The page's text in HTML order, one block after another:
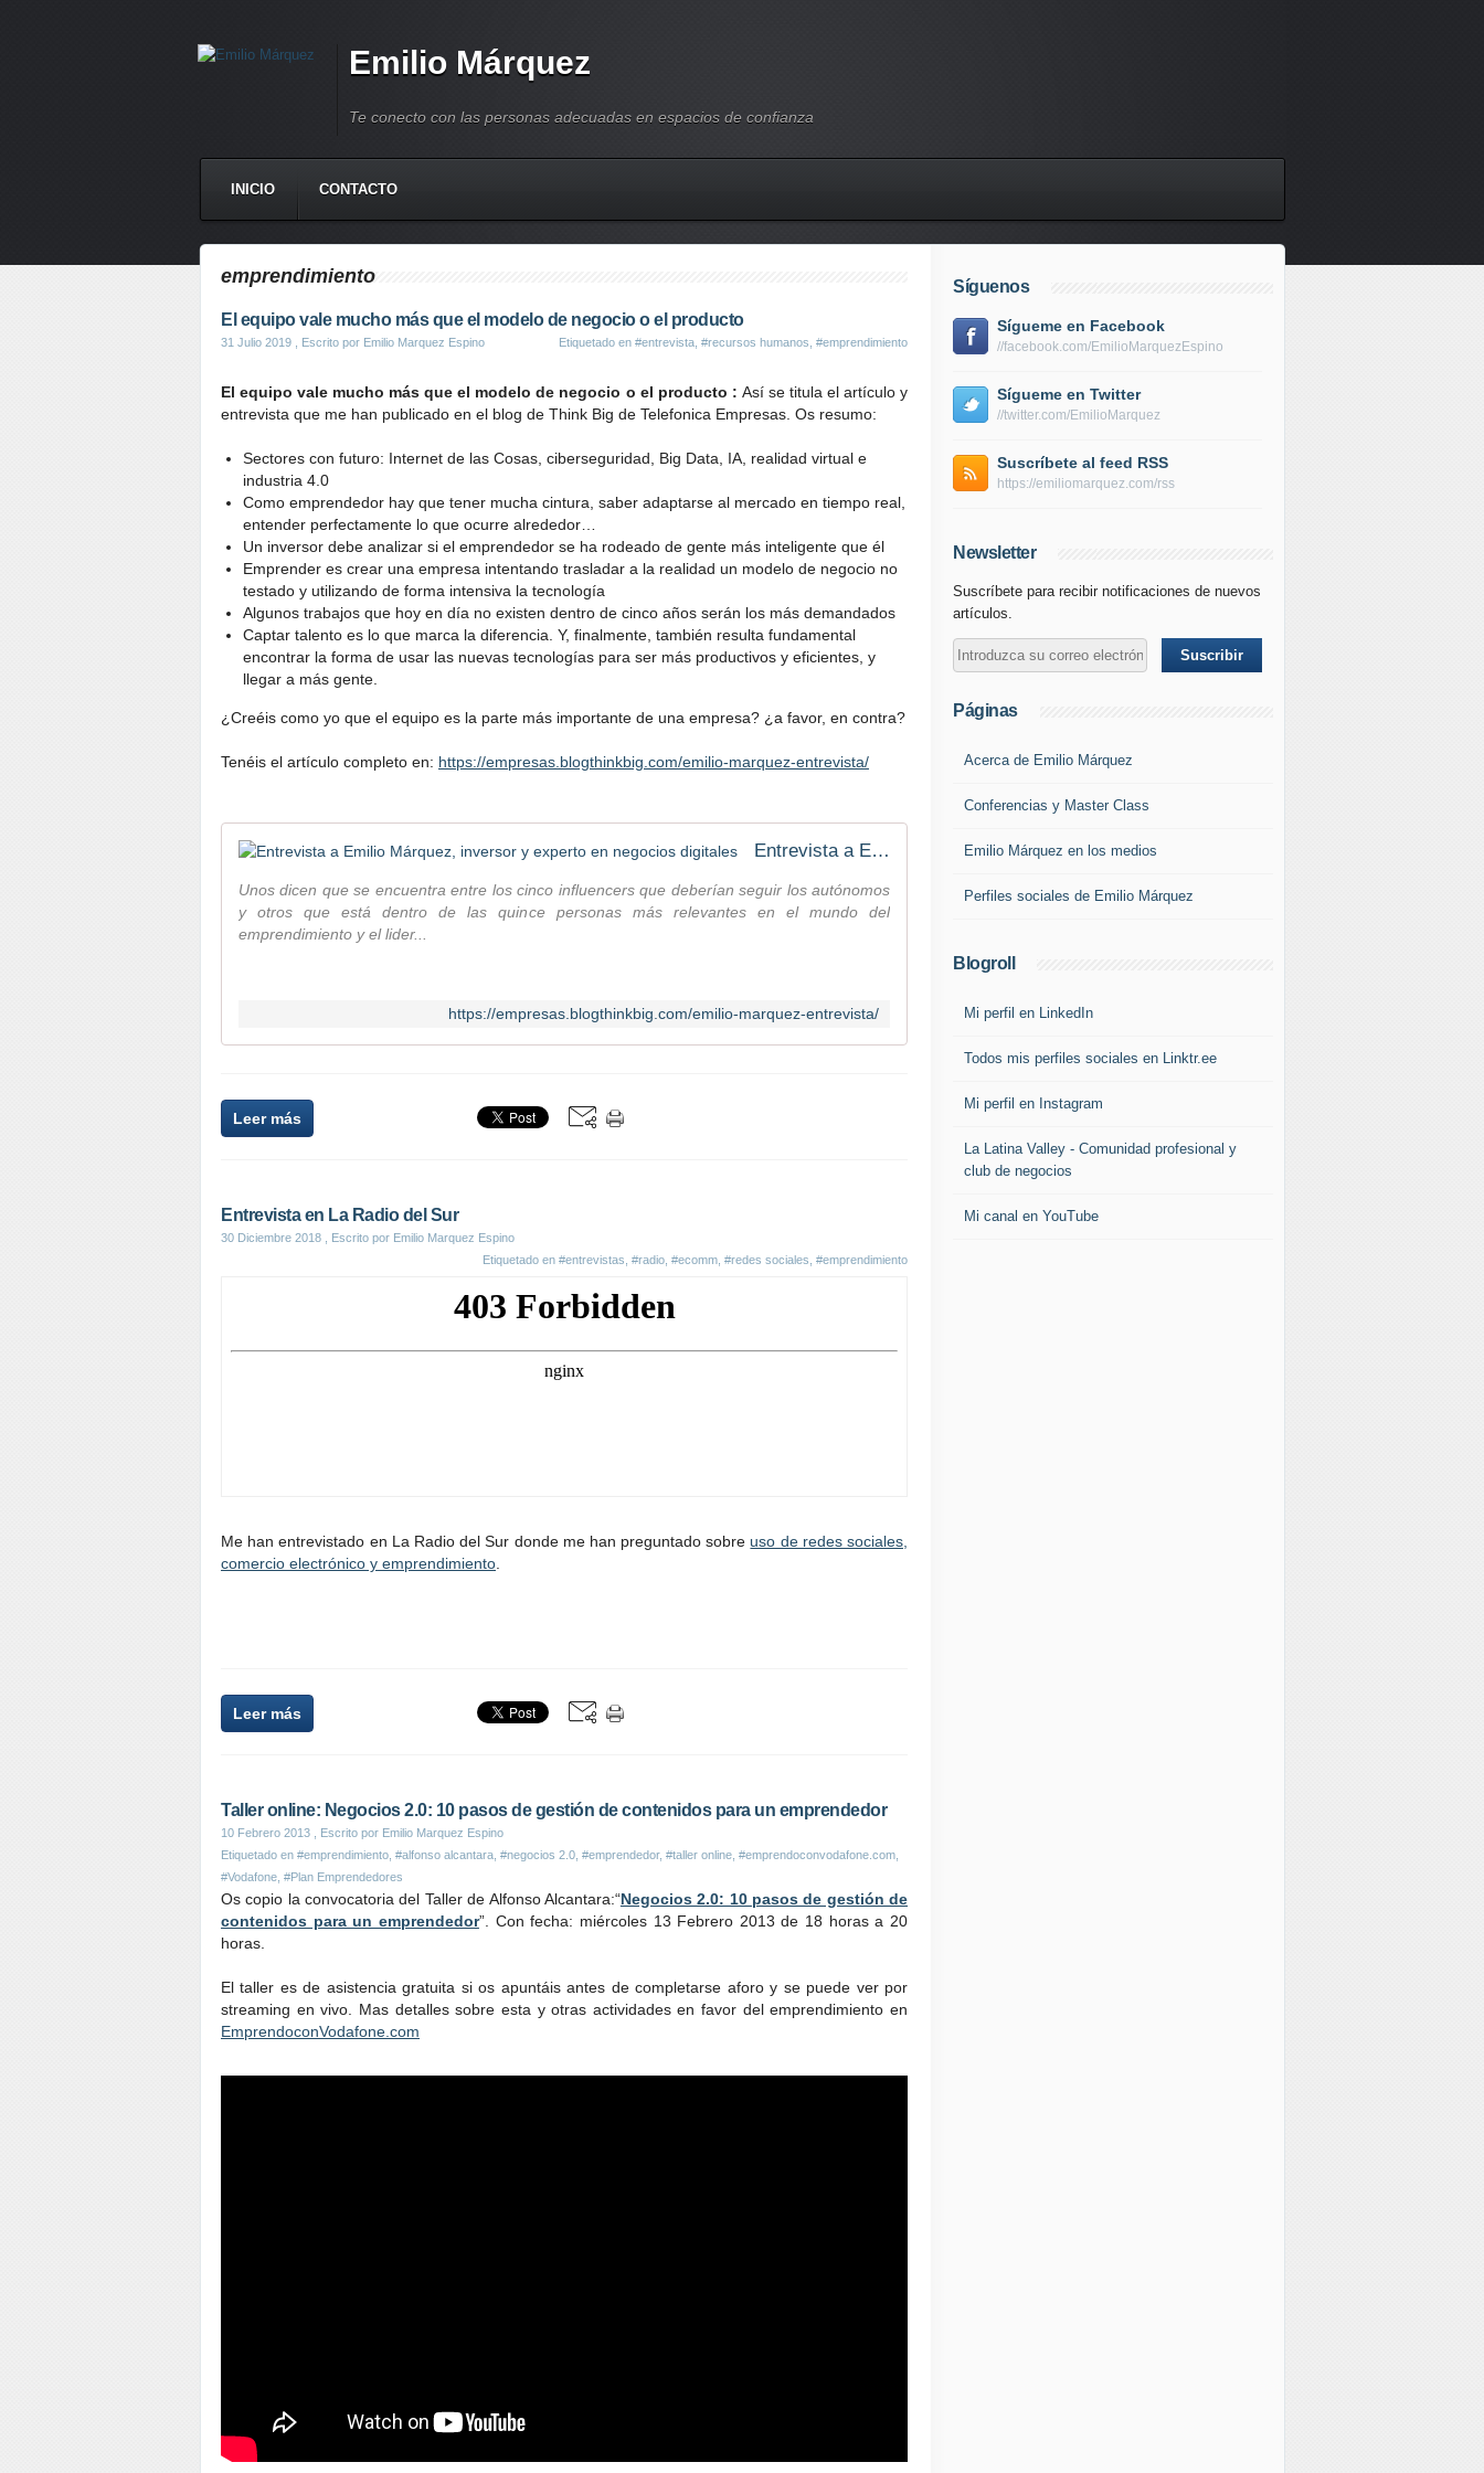
Emilio Márquez
Te conecto con las personas adecuadas en espacios de confianza
INICIO CONTACTO
emprendimiento
El equipo vale mucho más que el modelo de negocio o el producto
31 Julio 2019 , Escrito por Emilio Marquez Espino Etiquetado en #entrevista #recursos humanos #emprendimiento
El equipo vale mucho más que el modelo de negocio o el producto : Así se titula el artículo y
entrevista que me han publicado en el blog de Think Big de Telefonica Empresas. Os resumo:
Sectores con futuro: Internet de las Cosas, ciberseguridad, Big Data, IA, realidad virtual e
industria 4.0
Como emprendedor hay que tener mucha cintura, saber adaptarse al mercado en tiempo real,
entender perfectamente lo que ocurre alrededor…
Un inversor debe analizar si el emprendedor se ha rodeado de gente más inteligente que él
Emprender es crear una empresa intentando trasladar a la realidad un modelo de negocio no
testado y utilizando de forma intensiva la tecnología
Algunos trabajos que hoy en día no existen dentro de cinco años serán los más demandados
Captar talento es lo que marca la diferencia. Y, finalmente, también resulta fundamental
encontrar la forma de usar las nuevas tecnologías para ser más productivos y eficientes, y
llegar a más gente.
¿Creéis como yo que el equipo es la parte más importante de una empresa? ¿a favor, en contra?
Tenéis el artículo completo en: https://empresas.blogthinkbig.com/emilio-marquez-entrevista/
Entrevista a Emilio Márquez, inversor y experto en negocios digitales
Unos dicen que se encuentra entre los cinco influencers que deberían seguir los autónomos
y otros que está dentro de las quince personas más relevantes en el mundo del
emprendimiento y el lider...
https://empresas.blogthinkbig.com/emilio-marquez-entrevista/
Leer más
Entrevista en La Radio del Sur
30 Diciembre 2018 , Escrito por Emilio Marquez Espino
Etiquetado en #entrevistas #radio #ecomm #redes sociales #emprendimiento
Me han entrevistado en La Radio del Sur donde me han preguntado sobre uso de redes sociales,
comercio electrónico y emprendimiento
Leer más
Taller online: Negocios 2.0: 10 pasos de gestión de contenidos para un emprendedor
10 Febrero 2013 , Escrito por Emilio Marquez Espino
Etiquetado en #emprendimiento #alfonso alcantara #negocios 2.0 #emprendedor, #taller online #emprendoconvodafone.com
#Vodafone #Plan Emprendedores
Os copio la convocatoria del Taller de Alfonso Alcantara:“Negocios 2.0: 10 pasos de gestión de
contenidos para un emprendedor”. Con fecha: miércoles 13 Febrero 2013 de 18 horas a 20
horas.
El taller es de asistencia gratuita si os apuntáis antes de completarse aforo y se puede ver por
streaming en vivo. Mas detalles sobre esta y otras actividades en favor del emprendimiento en
EmprendoconVodafone.com
Síguenos
Sígueme en Facebook
//facebook.com/EmilioMarquezEspino
Sígueme en Twitter
//twitter.com/EmilioMarquez
Suscríbete al feed RSS
https://emiliomarquez.com/rss
Newsletter
Suscríbete para recibir notificaciones de nuevos
artículos.
Páginas
Acerca de Emilio Márquez
Conferencias y Master Class
Emilio Márquez en los medios
Perfiles sociales de Emilio Márquez
Blogroll
Mi perfil en LinkedIn
Todos mis perfiles sociales en Linktr.ee
Mi perfil en Instagram
La Latina Valley - Comunidad profesional y
club de negocios
Mi canal en YouTube